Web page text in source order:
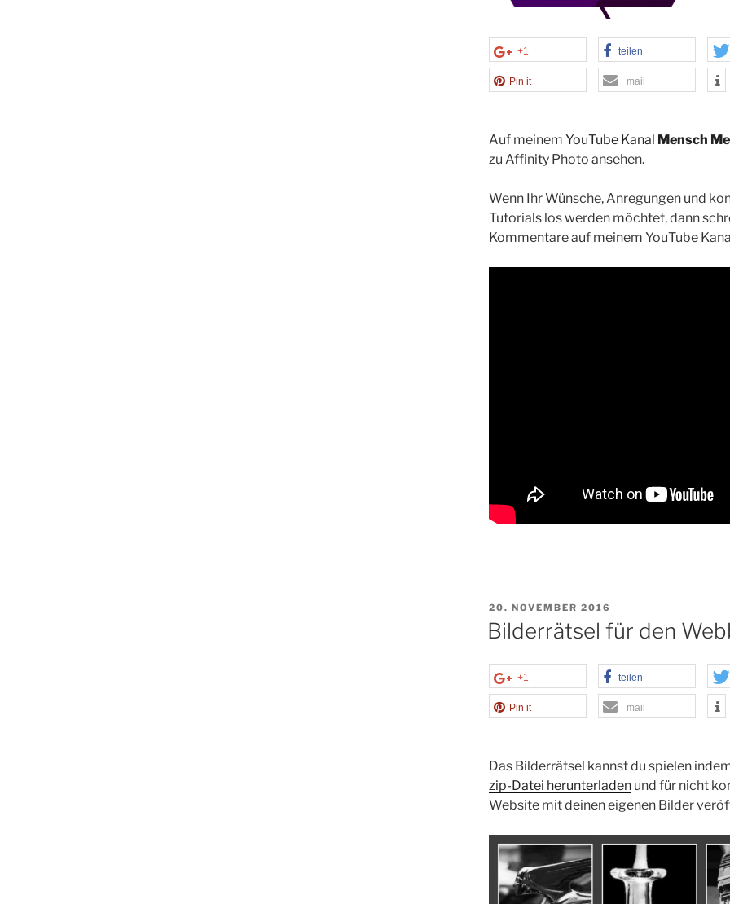
+1 teilen
Pin it mail
Auf meinem YouTube Kanal Mensch
zu Affinity Photo ansehen.
Wenn Ihr Wünsche, Anregungen und
Tutorials los werden möchtet, dann
Kommentare auf meinem YouTube
VERÖFFENTLICHT
AM
20. NOVEMBER 2016
Bilderrätsel für den
+1 teilen
Pin it mail
Das Bilderrätsel kannst du spielen
zip-Datei herunterladenund für nicht
Website mit deinen eigenen Bilder